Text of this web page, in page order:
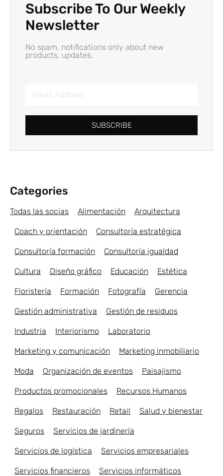
Subscribe To Our Weekly
Newsletter
No spam, notifications only about new
products, updates.
SUBSCRIBE
Categories
Todas las socias Alimentación Arquitectura
Coach y orientación Consultoría estratégica
Consultoría formación Consultoría igualdad
Cultura Diseño gráfico Educación Estética
Floristería Formación Fotografía Gerencia
Gestión administrativa Gestión de residuos
Industria Interiorismo Laboratorio
Marketing y comunicación Marketing inmobiliario
Moda Organización de eventos Paisajismo
Productos promocionales Recursos Humanos
Regalos Restauración Retail Salud y bienestar
Seguros Servicios de jardinería
Servicios de logística Servicios empresariales
Servicios financieros Servicios informáticos